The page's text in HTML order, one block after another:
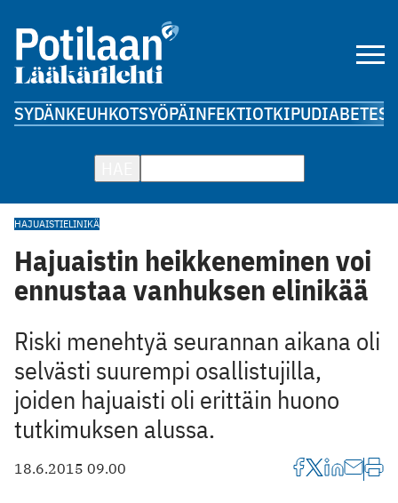
SYDÄNKEUHKOTSYÖPÄINFEKTIOTKIPUDIABETES
HAJUAISTIELINIKÄ
Hajuaistin heikkeneminen voi
ennustaa vanhuksen elinikää
Riski menehtyä seurannan aikana oli
selvästi suurempi osallistujilla,
joiden hajuaisti oli erittäin huono
tutkimuksen alussa.
18.6.2015 09.00